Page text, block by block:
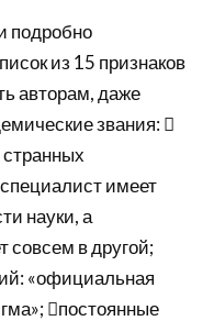
подробно
из 15 признаков
авторам, даже
звания: 
имеет
науки, а
совсем в другой;
«официальная
постоянные